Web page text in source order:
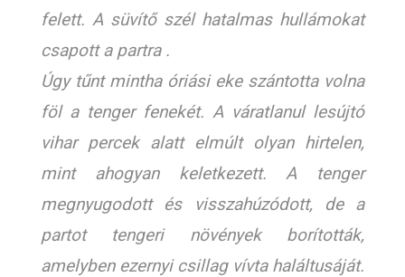
felett. A süvítő szél hatalmas hullámokat
csapott a partra .
Úgy tűnt mintha óriási eke szántotta volna
föl a tenger fenekét. A váratlanul lesújtó
vihar percek alatt elmúlt olyan hirtelen,
mint ahogyan keletkezett. A tenger
megnyugodott és visszahúzódott, de a
partot tengeri növények borították,
amelyben ezernyi csillag vívta haláltusáját.